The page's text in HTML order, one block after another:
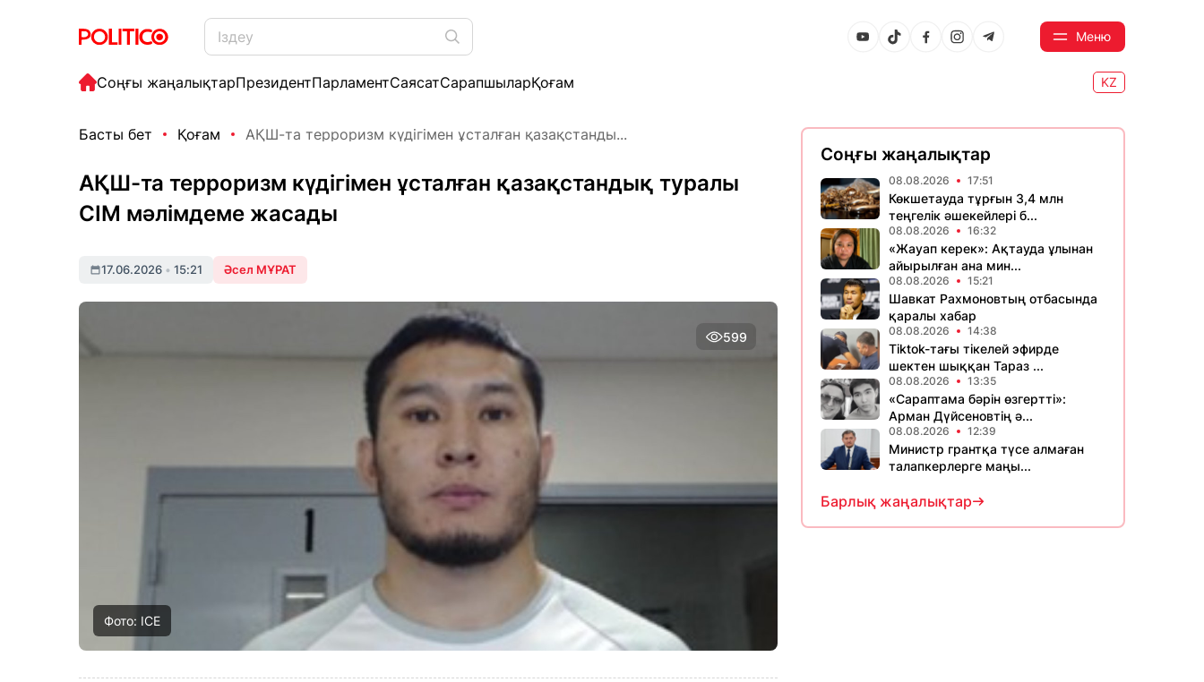
Меню
Соңғы жаңалықтарПрезидентПарламентСаясатСарапшыларҚоғам KZ
Басты бет Қоғам АҚШ-та терроризм күдігімен ұсталған қазақстанды...
АҚШ-та терроризм күдігімен ұсталған қазақстандық туралы
СІМ мәлімдеме жасады
17.06.2026 • 15:21 Әсел МҰРАТ
599
Фото: ICE
Соңғы жаңалықтар
08.08.2026 17:51
Көкшетауда тұрғын 3,4 млн
теңгелік әшекейлері б...
08.08.2026 16:32
«Жауап керек»: Ақтауда ұлынан
айырылған ана мин...
08.08.2026 15:21
Шавкат Рахмоновтың отбасында
қаралы хабар
08.08.2026 14:38
Tiktok-тағы тікелей эфирде
шектен шыққан Тараз ...
08.08.2026 13:35
«Сараптама бәрін өзгертті»:
Арман Дүйсеновтің ә...
08.08.2026 12:39
Министр грантқа түсе алмаған
талапкерлерге маңы...
Барлық жаңалықтар